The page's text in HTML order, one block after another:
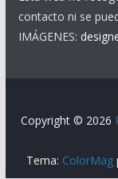
contacto ni se
IMÁGENES:
Copyright © 2026
Tema: ColorMag